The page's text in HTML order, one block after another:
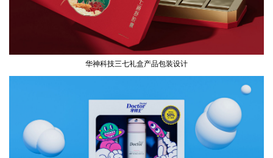
华神科技三七礼盒产品包装设计